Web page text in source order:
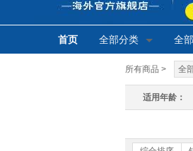
首页 全部分类 全
所有商品 > 全
适用年龄：